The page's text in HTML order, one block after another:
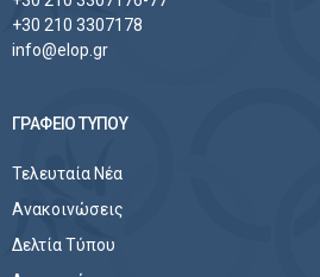
+30 210 3307178
info@elop.gr
ΓΡΑΦΕΙΟ ΤΥΠΟΥ
Τελευταία Νέα
Ανακοινώσεις
Δελτία Τύπου